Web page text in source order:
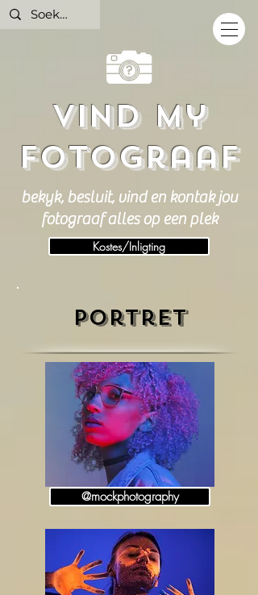
vind my
fotograaf
bekyk, besluit, vind en kontak jou
fotograaf alles op een plek
Kostes/Inligting
portret
@mockphotography